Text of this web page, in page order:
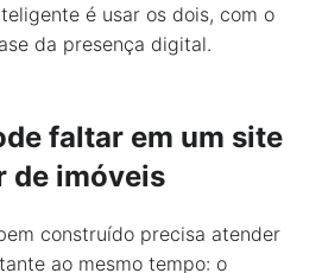
é usar os dois, com o
da presença digital.
faltar em um site
de imóveis
construído precisa atender
ao mesmo tempo: o